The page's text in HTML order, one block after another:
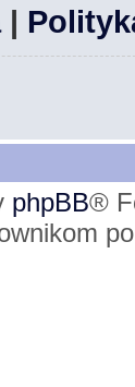
|
phpBB®